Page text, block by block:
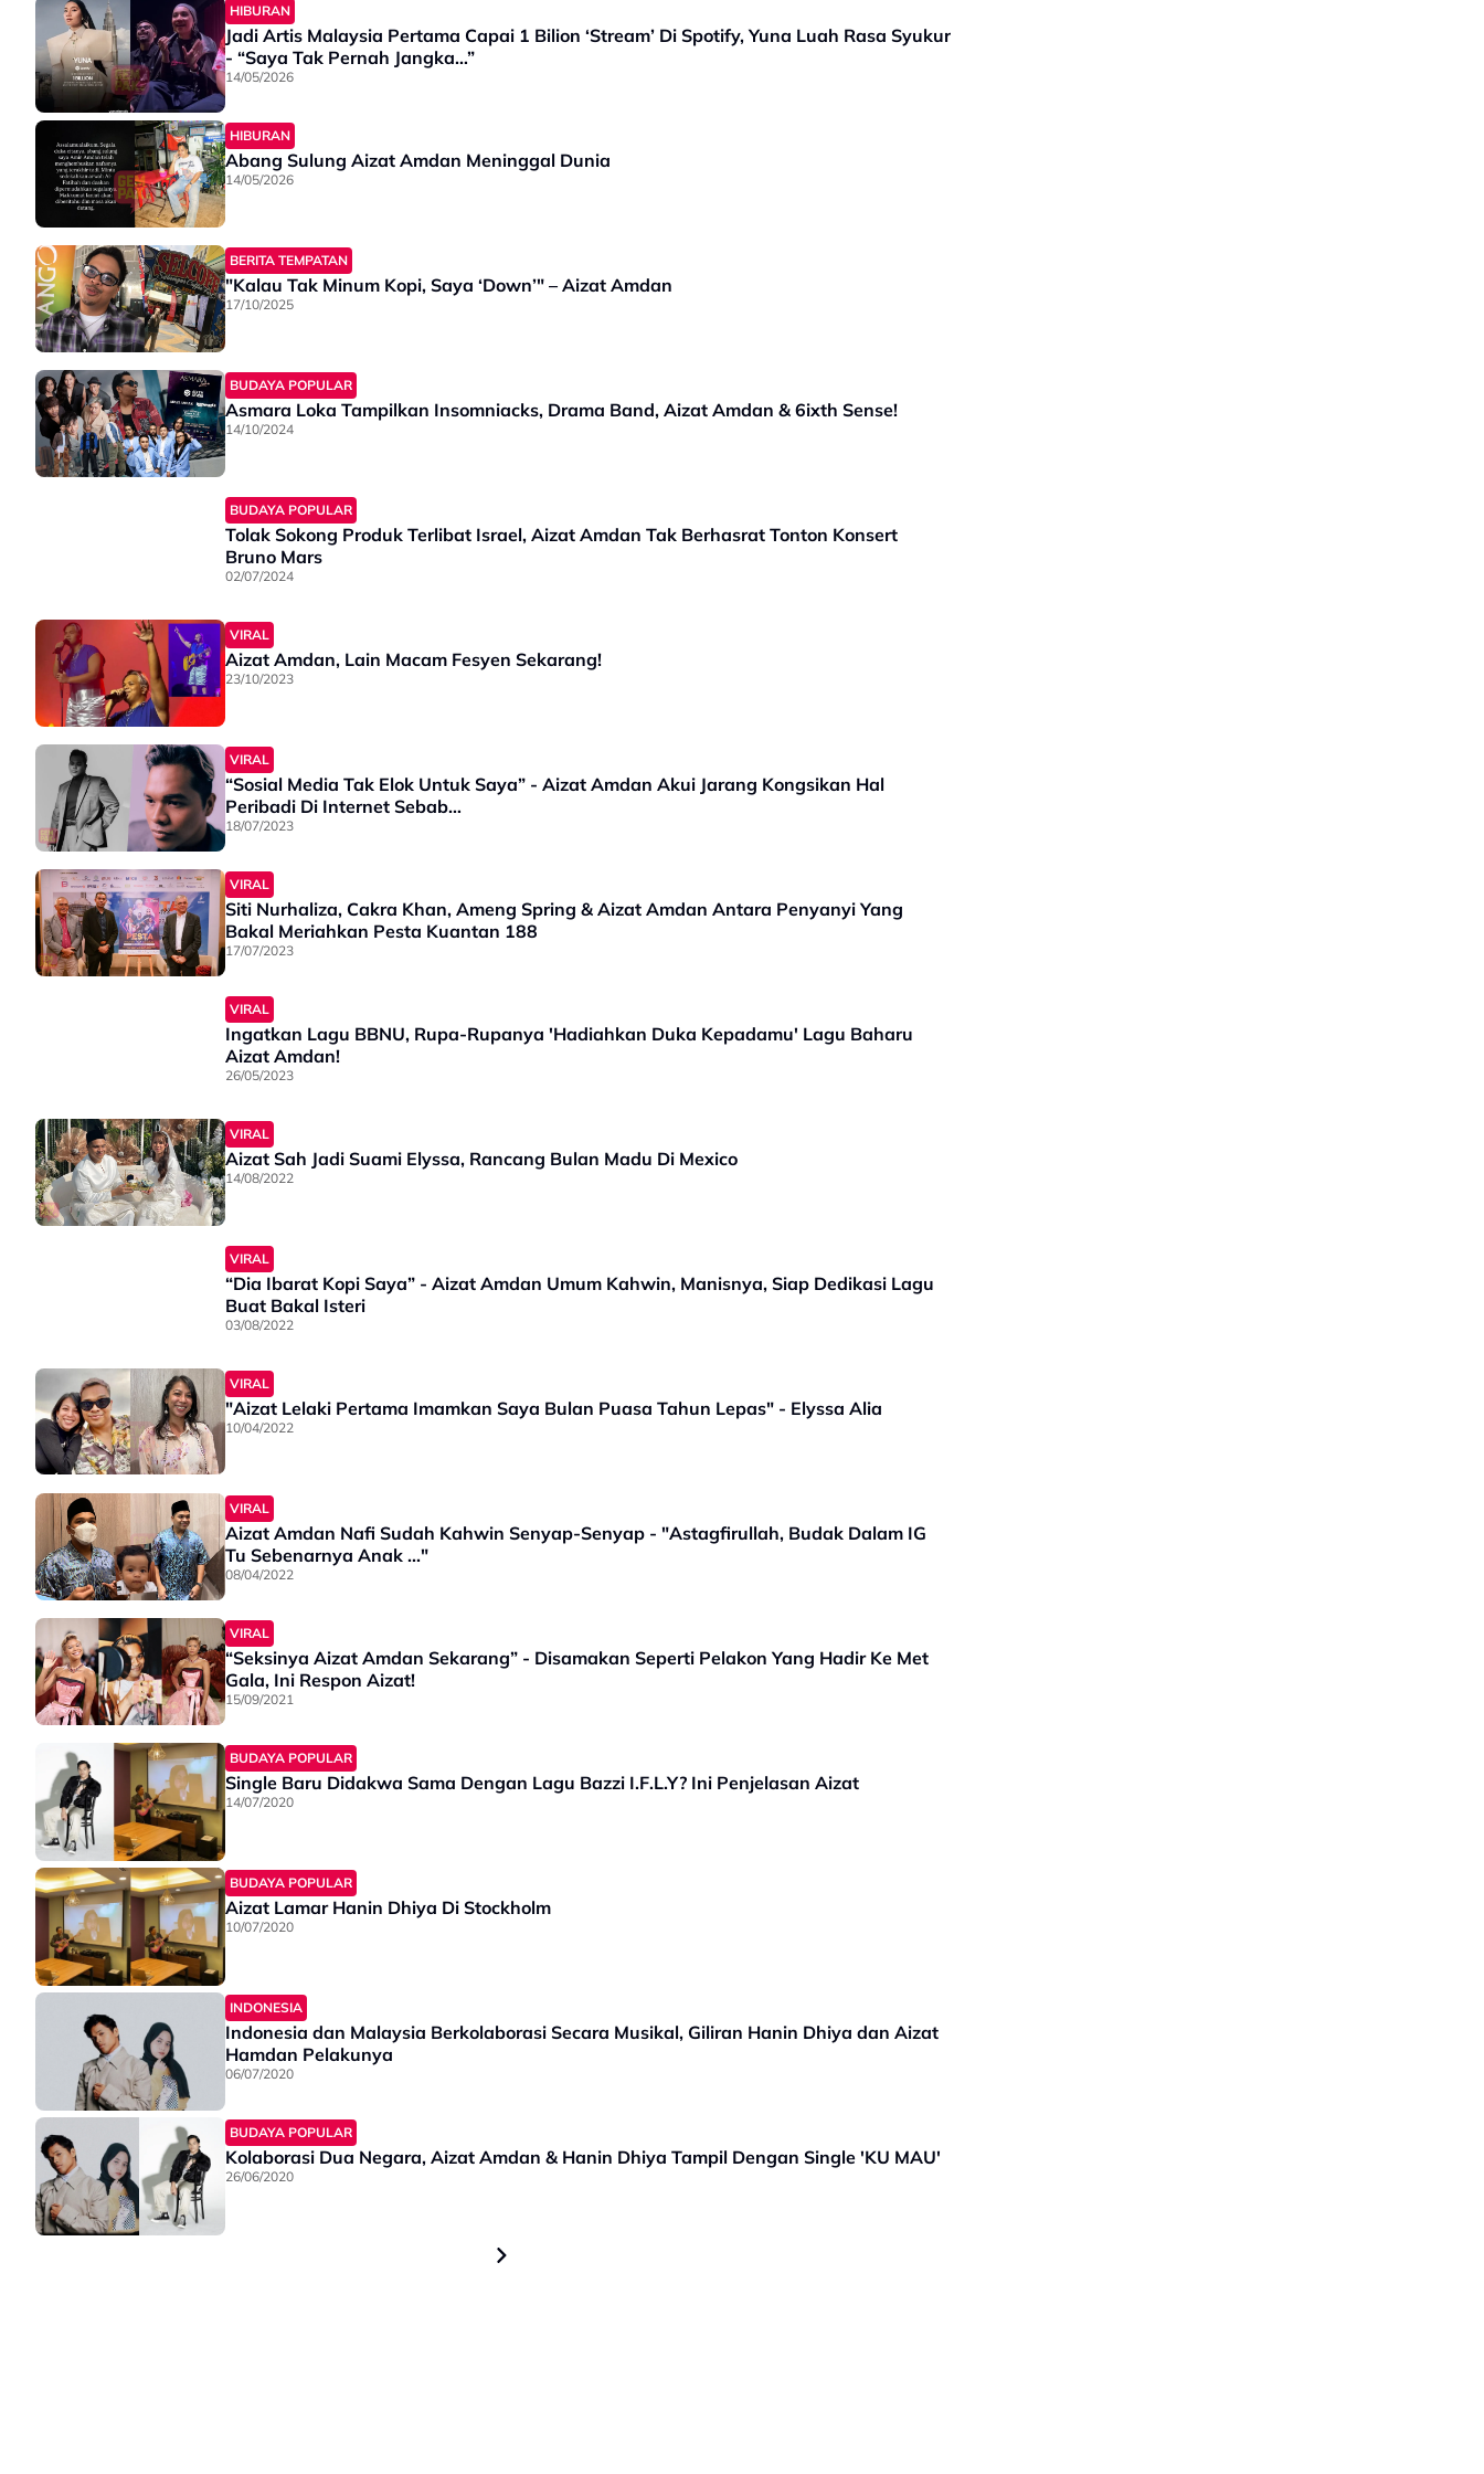
HIBURAN
Jadi Artis Malaysia Pertama Capai 1 Bilion ‘Stream’ Di Spotify, Yuna Luah Rasa Syukur
- “Saya Tak Pernah Jangka…”
14/05/2026
HIBURAN
Abang Sulung Aizat Amdan Meninggal Dunia
14/05/2026
BERITA TEMPATAN
"Kalau Tak Minum Kopi, Saya ‘Down’" – Aizat Amdan
17/10/2025
BUDAYA POPULAR
Asmara Loka Tampilkan Insomniacks, Drama Band, Aizat Amdan & 6ixth Sense!
14/10/2024
BUDAYA POPULAR
Tolak Sokong Produk Terlibat Israel, Aizat Amdan Tak Berhasrat Tonton Konsert
Bruno Mars
02/07/2024
VIRAL
Aizat Amdan, Lain Macam Fesyen Sekarang!
23/10/2023
VIRAL
“Sosial Media Tak Elok Untuk Saya” - Aizat Amdan Akui Jarang Kongsikan Hal
Peribadi Di Internet Sebab…
18/07/2023
VIRAL
Siti Nurhaliza, Cakra Khan, Ameng Spring & Aizat Amdan Antara Penyanyi Yang
Bakal Meriahkan Pesta Kuantan 188
17/07/2023
VIRAL
Ingatkan Lagu BBNU, Rupa-Rupanya 'Hadiahkan Duka Kepadamu' Lagu Baharu
Aizat Amdan!
26/05/2023
VIRAL
Aizat Sah Jadi Suami Elyssa, Rancang Bulan Madu Di Mexico
14/08/2022
VIRAL
“Dia Ibarat Kopi Saya” - Aizat Amdan Umum Kahwin, Manisnya, Siap Dedikasi Lagu
Buat Bakal Isteri
03/08/2022
VIRAL
"Aizat Lelaki Pertama Imamkan Saya Bulan Puasa Tahun Lepas" - Elyssa Alia
10/04/2022
VIRAL
Aizat Amdan Nafi Sudah Kahwin Senyap-Senyap - "Astagfirullah, Budak Dalam IG
Tu Sebenarnya Anak ..."
08/04/2022
VIRAL
“Seksinya Aizat Amdan Sekarang” - Disamakan Seperti Pelakon Yang Hadir Ke Met
Gala, Ini Respon Aizat!
15/09/2021
BUDAYA POPULAR
Single Baru Didakwa Sama Dengan Lagu Bazzi I.F.L.Y? Ini Penjelasan Aizat
14/07/2020
BUDAYA POPULAR
Aizat Lamar Hanin Dhiya Di Stockholm
10/07/2020
INDONESIA
Indonesia dan Malaysia Berkolaborasi Secara Musikal, Giliran Hanin Dhiya dan Aizat
Hamdan Pelakunya
06/07/2020
BUDAYA POPULAR
Kolaborasi Dua Negara, Aizat Amdan & Hanin Dhiya Tampil Dengan Single 'KU MAU'
26/06/2020